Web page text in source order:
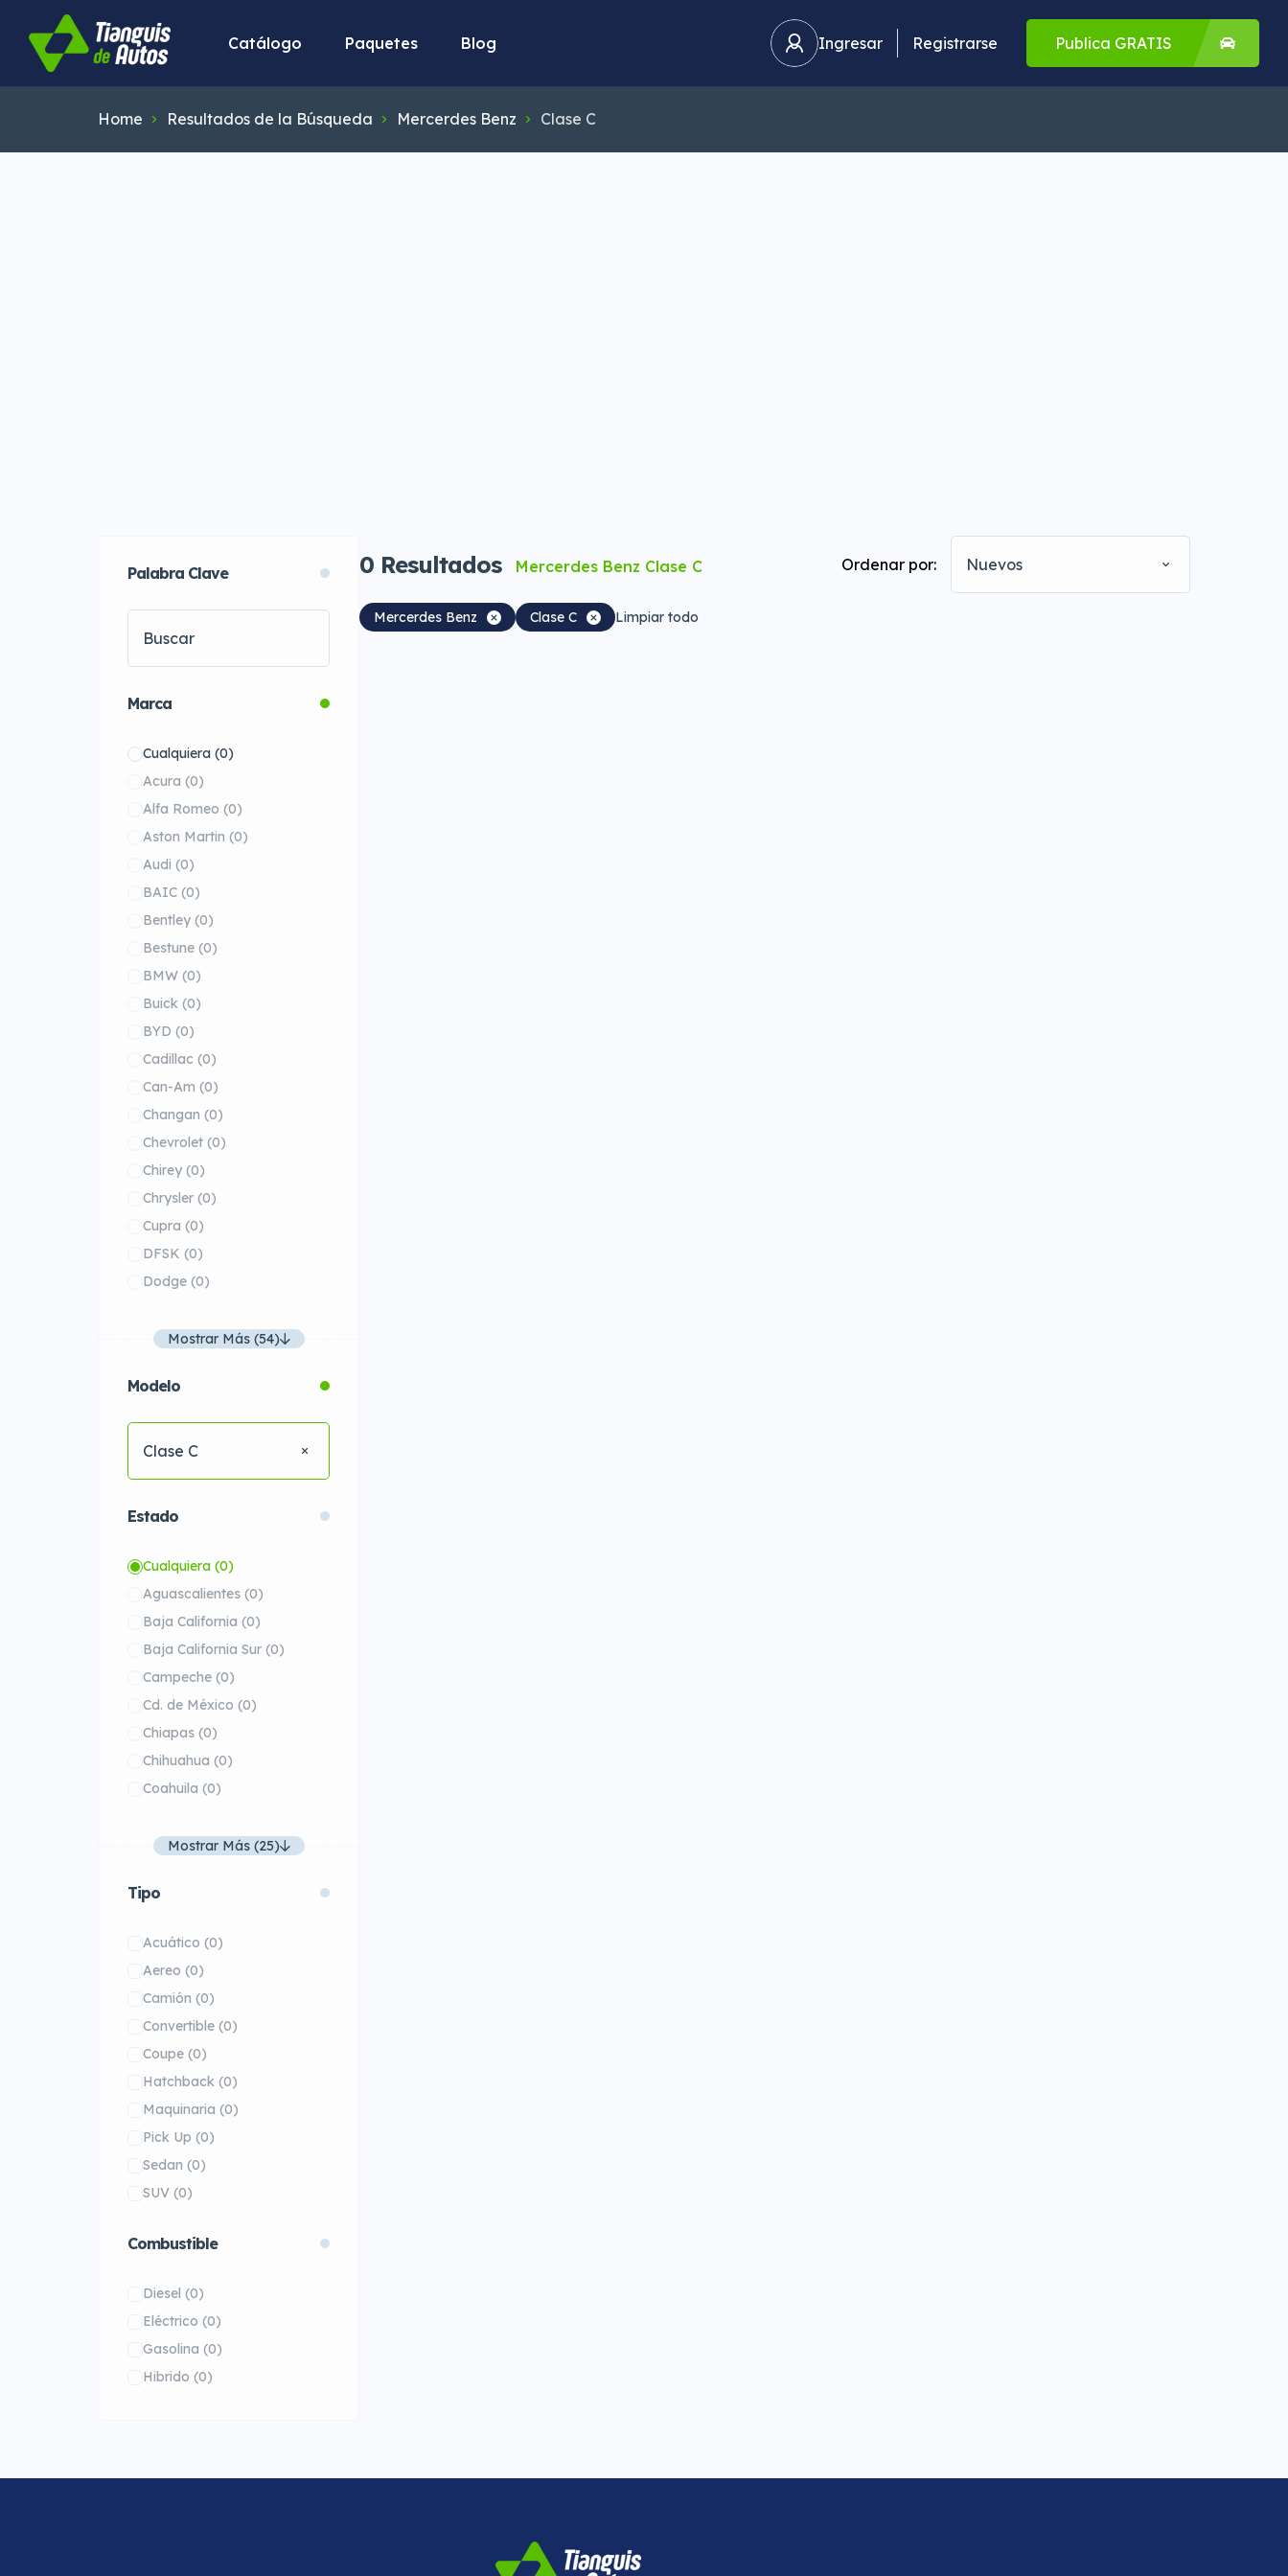
Catálogo Paquetes Blog Ingresar Registrarse Publica GRATIS
Home Resultados de la Búsqueda Mercerdes Benz Clase C
Palabra Clave
Marca
Cualquiera (0)
Acura (0)
Alfa Romeo (0)
Aston Martin (0)
Audi (0)
BAIC (0)
Bentley (0)
Bestune (0)
BMW (0)
Buick (0)
BYD (0)
Cadillac (0)
Can-Am (0)
Changan (0)
Chevrolet (0)
Chirey (0)
Chrysler (0)
Cupra (0)
DFSK (0)
Dodge (0)
Mostrar Más (54)
Modelo
Clase C
Estado
Cualquiera (0)
Aguascalientes (0)
Baja California (0)
Baja California Sur (0)
Campeche (0)
Cd. de México (0)
Chiapas (0)
Chihuahua (0)
Coahuila (0)
Mostrar Más (25)
Tipo
Acuático (0)
Aereo (0)
Camión (0)
Convertible (0)
Coupe (0)
Hatchback (0)
Maquinaria (0)
Pick Up (0)
Sedan (0)
SUV (0)
Combustible
Diesel (0)
Eléctrico (0)
Gasolina (0)
Hibrido (0)
0 Resultados Mercerdes Benz Clase C Ordenar por: Nuevos
Mercerdes Benz Clase C Limpiar todo